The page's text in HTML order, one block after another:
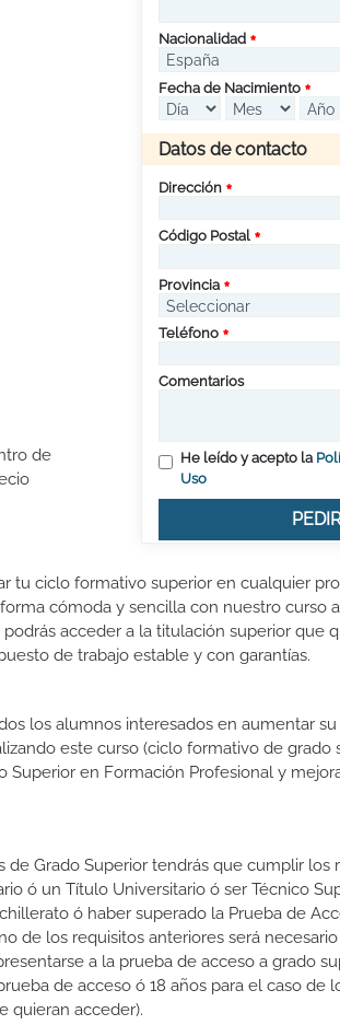
de
Nacionalidad
Fecha de Nacimiento
Datos de contacto
Dirección
Código Postal
Provincia
Teléfono
Comentarios
He leído y acepto la
Uso
tu ciclo formativo superior en cualquier
cómoda y sencilla con nuestro curso
acceder a la titulación superior que
de trabajo estable y con garantías.
los alumnos interesados en aumentar
este curso (ciclo formativo de
en Formación Profesional y
de Grado Superior tendrás que cumplir los
ó un Título Universitario ó ser Técnico
ó haber superado la Prueba de
de los requisitos anteriores será
a la prueba de acceso a grado
de acceso ó 18 años para el caso
quieran acceder).